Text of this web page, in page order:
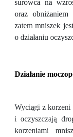
surowca na
oraz
zatem mniszek
o działaniu
Działanie
Wyciągi z korzeni
i oczyszczają
korzeniami